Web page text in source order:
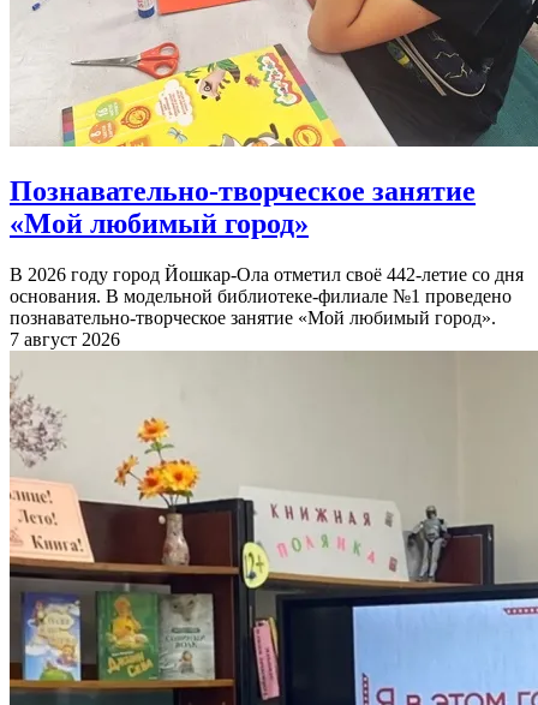
Познавательно-творческое занятие
«Мой любимый город»
В 2026 году город Йошкар-Ола отметил своё 442-летие со дня
основания. В модельной библиотеке-филиале №1 проведено
познавательно-творческое занятие «Мой любимый город».
7 август 2026